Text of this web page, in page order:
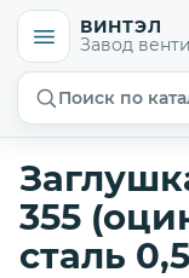
ВИНТЭЛ
Завод
Поиск по
355
сталь